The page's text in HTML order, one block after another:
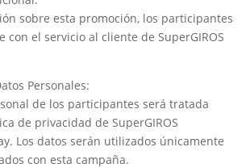
sobre esta promoción, los participantes
con el servicio al cliente de SuperGIROS
Personales:
de los participantes será tratada
de privacidad de SuperGIROS
Los datos serán utilizados únicamente
con esta campaña.